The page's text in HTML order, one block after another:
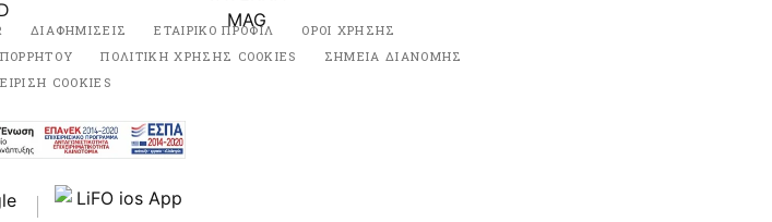
ΔΙΑΦΗΜΙΣΕΙΣ ΕΤΑΙΡΙΚΟ ΠΡΟΦΙΛ
ΟΡΟΙ ΧΡΗΣΗΣ
ΠΟΛΙΤΙΚΗ ΧΡΗΣΗΣ COOKIES
ΣΗΜΕΙΑ ΔΙΑΝΟΜΗΣ
COOKIES